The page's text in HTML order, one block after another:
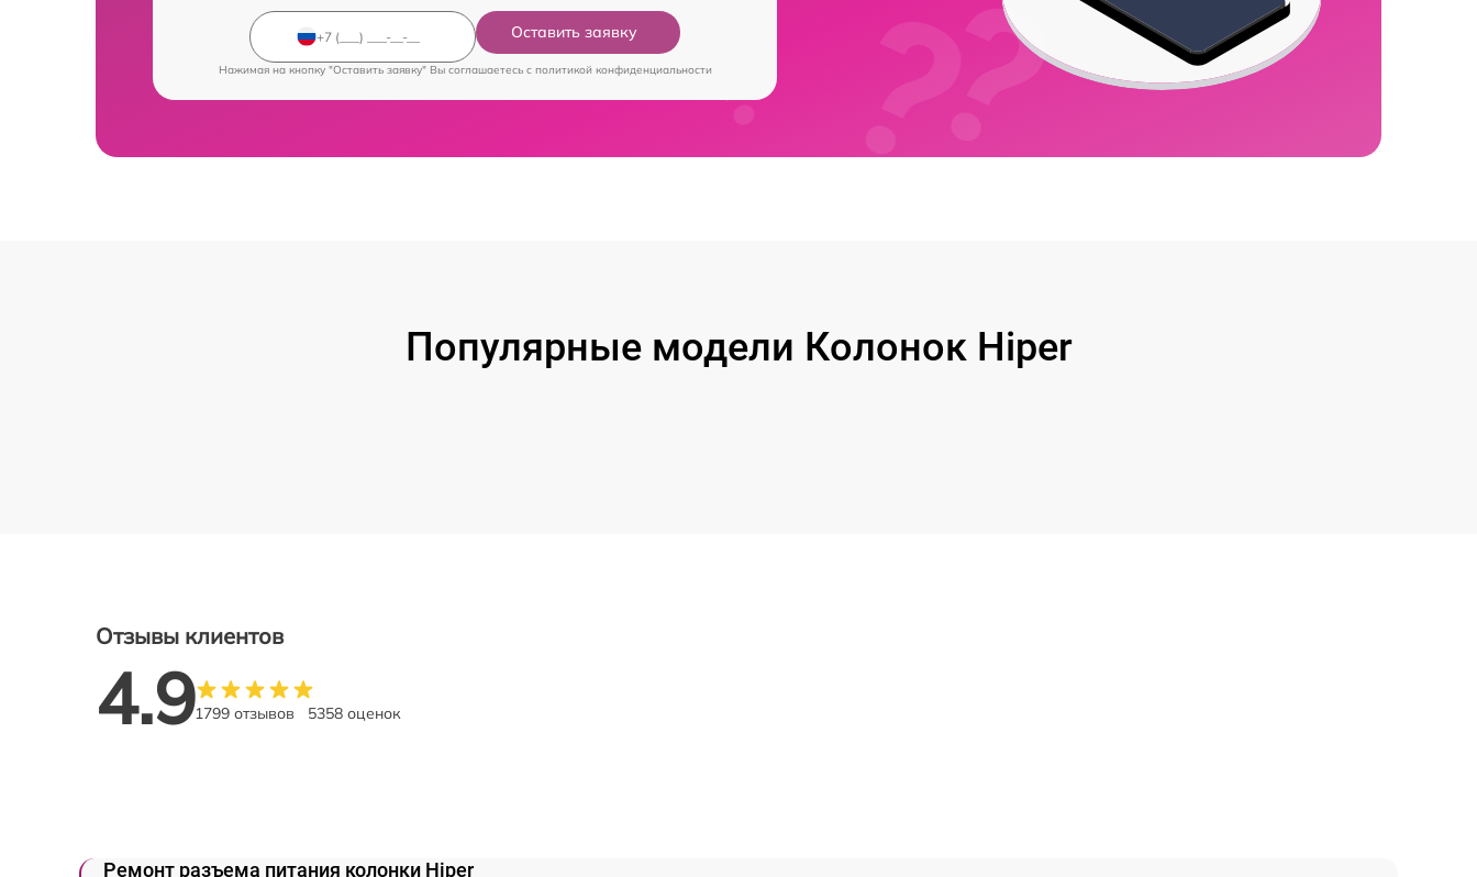
Оставить заявку
Нажимая на кнопку "Оставить заявку" Вы соглашаетесь c политикой конфиденциальности
Популярные модели Колонок Hiper
Отзывы клиентов
4.91799 отзывов 5358 оценок
Ремонт разъема питания колонки Hiper